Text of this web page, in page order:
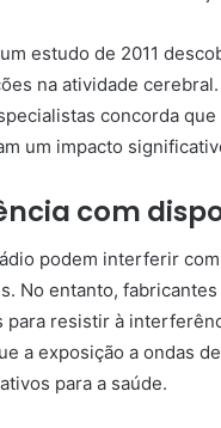
estudo de 2011
na atividade
concorda
um impacto
com
podem interferir
No entanto,
para resistir à
a exposição a ondas
para a saúde.